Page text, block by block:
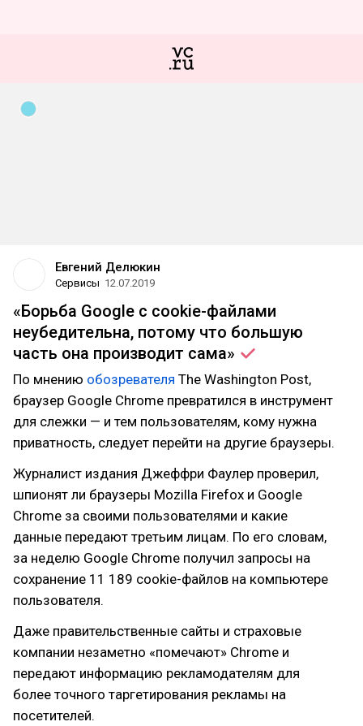
Евгений Делюкин
Сервисы 12.07.2019
«Борьба Google с cookie-файлами
неубедительна, потому что большую
часть она производит сама»
По мнению обозревателя The Washington Post,
браузер Google Chrome превратился в инструмент
для слежки — и тем пользователям, кому нужна
приватность, следует перейти на другие браузеры.
Журналист издания Джеффри Фаулер проверил,
шпионят ли браузеры Mozilla Firefox и Google
Chrome за своими пользователями и какие
данные передают третьим лицам. По его словам,
за неделю Google Chrome получил запросы на
сохранение 11 189 cookie-файлов на компьютере
пользователя.
Даже правительственные сайты и страховые
компании незаметно «помечают» Chrome и
передают информацию рекламодателям для
более точного таргетирования рекламы на
посетителей.